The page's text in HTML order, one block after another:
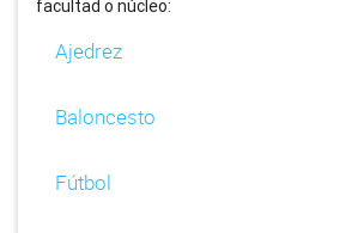
facultad o núcleo:
Ajedrez
Baloncesto
Fútbol